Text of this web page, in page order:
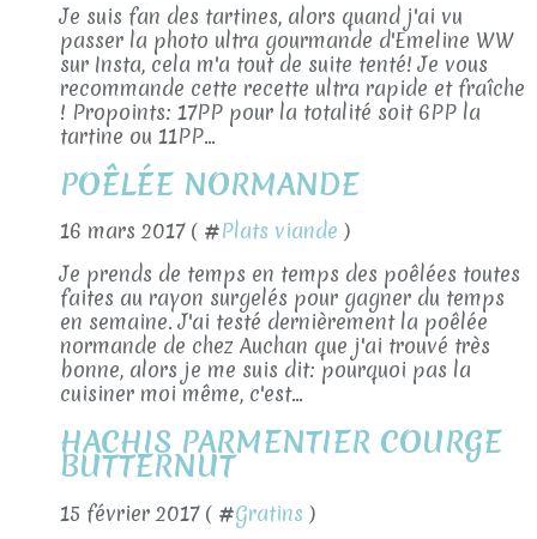
Je suis fan des tartines, alors quand j'ai vu
passer la photo ultra gourmande d'Emeline WW
sur Insta, cela m'a tout de suite tenté! Je vous
recommande cette recette ultra rapide et fraîche
! Propoints: 17PP pour la totalité soit 6PP la
tartine ou 11PP...
POÊLÉE NORMANDE
16 mars 2017 ( #Plats viande )
Je prends de temps en temps des poêlées toutes
faites au rayon surgelés pour gagner du temps
en semaine. J'ai testé dernièrement la poêlée
normande de chez Auchan que j'ai trouvé très
bonne, alors je me suis dit: pourquoi pas la
cuisiner moi même, c'est...
HACHIS PARMENTIER COURGE
BUTTERNUT
15 février 2017 ( #Gratins )